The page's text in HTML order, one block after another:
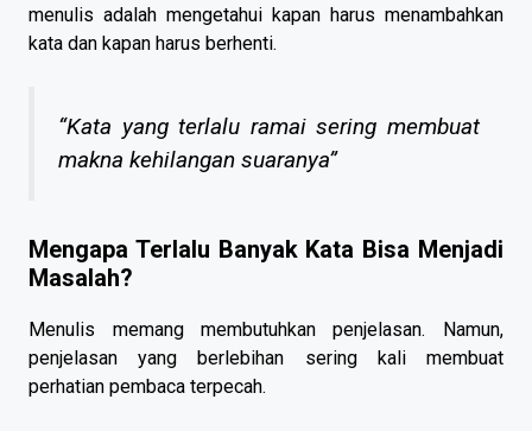
menulis adalah mengetahui kapan harus menambahkan
kata dan kapan harus berhenti.
“Kata yang terlalu ramai sering membuat
makna kehilangan suaranya”
Mengapa Terlalu Banyak Kata Bisa Menjadi
Masalah?
Menulis memang membutuhkan penjelasan. Namun,
penjelasan yang berlebihan sering kali membuat
perhatian pembaca terpecah.